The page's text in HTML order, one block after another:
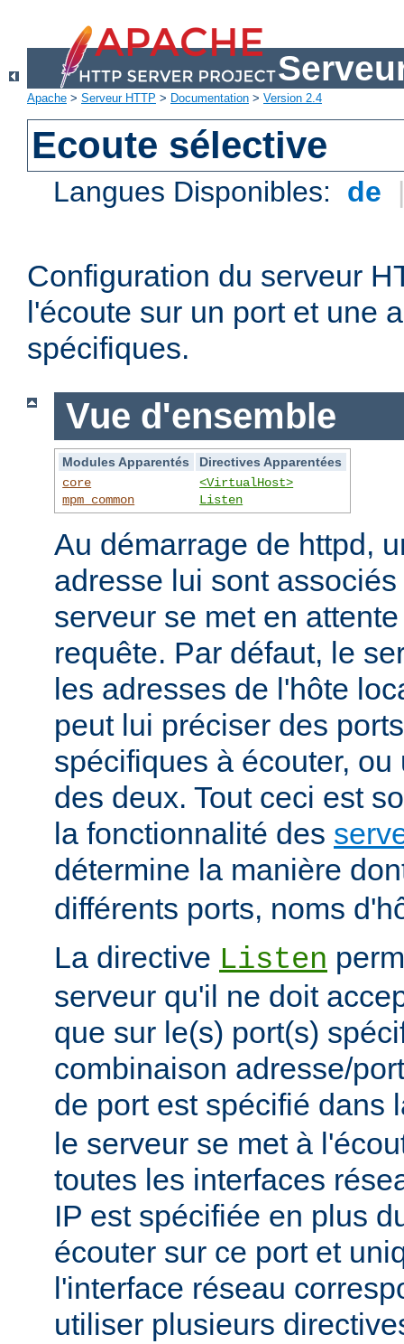
Apache > Serveur HTTP > Documentation > Version 2.4
Ecoute sélective
Langues Disponibles: de
Configuration du serveur
l'écoute sur un port et une
spécifiques.
Vue d'ensemble
Modules Apparentés
Directives Apparentées
core
mpm_common
<VirtualHost>
Listen
Au démarrage de httpd,
adresse lui sont
serveur se met en
requête. Par défaut, le
les adresses de l'hôte
peut lui préciser des
spécifiques à écouter,
des deux. Tout ceci est
la fonctionnalité des
détermine la manière
différents ports, noms
La directive Listen
serveur qu'il ne doit
que sur le(s) port(s)
combinaison adresse/
de port est spécifié dans
le serveur se met à
toutes les interfaces
IP est spécifiée en plus
écouter sur ce port et
l'interface réseau
utiliser plusieurs